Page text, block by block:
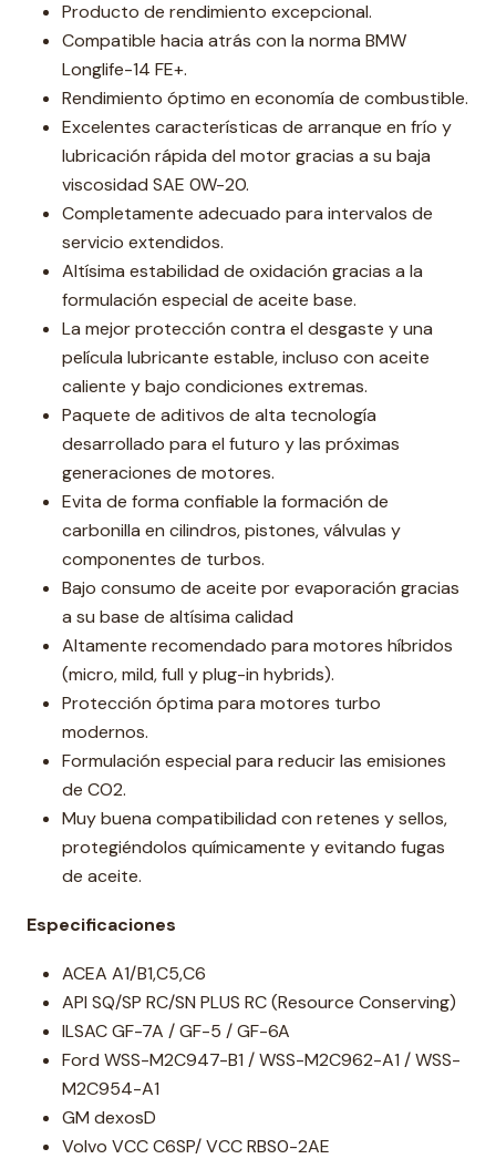
Producto de rendimiento excepcional.
Compatible hacia atrás con la norma BMW
Longlife-14 FE+.
Rendimiento óptimo en economía de combustible.
Excelentes características de arranque en frío y
lubricación rápida del motor gracias a su baja
viscosidad SAE 0W-20.
Completamente adecuado para intervalos de
servicio extendidos.
Altísima estabilidad de oxidación gracias a la
formulación especial de aceite base.
La mejor protección contra el desgaste y una
película lubricante estable, incluso con aceite
caliente y bajo condiciones extremas.
Paquete de aditivos de alta tecnología
desarrollado para el futuro y las próximas
generaciones de motores.
Evita de forma confiable la formación de
carbonilla en cilindros, pistones, válvulas y
componentes de turbos.
Bajo consumo de aceite por evaporación gracias
a su base de altísima calidad
Altamente recomendado para motores híbridos
(micro, mild, full y plug-in hybrids).
Protección óptima para motores turbo
modernos.
Formulación especial para reducir las emisiones
de CO2.
Muy buena compatibilidad con retenes y sellos,
protegiéndolos químicamente y evitando fugas
de aceite.
Especificaciones
ACEA A1/B1,C5,C6
API SQ/SP RC/SN PLUS RC (Resource Conserving)
ILSAC GF-7A / GF-5 / GF-6A
Ford WSS-M2C947-B1 / WSS-M2C962-A1 / WSS-
M2C954-A1
GM dexosD
Volvo VCC C6SP/ VCC RBS0-2AE